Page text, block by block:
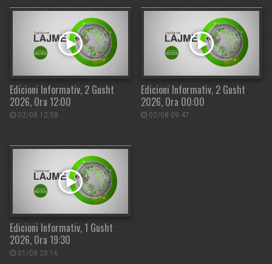
Edicioni Informativ, 2 Gusht
2026, Ora 12:00
02/08 12:58
Edicioni Informativ, 2 Gusht
2026, Ora 00:00
02/08 09:47
Edicioni Informativ, 1 Gusht
2026, Ora 19:30
01/08 20:16